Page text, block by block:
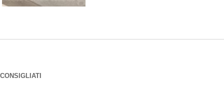
CONSIGLIATI